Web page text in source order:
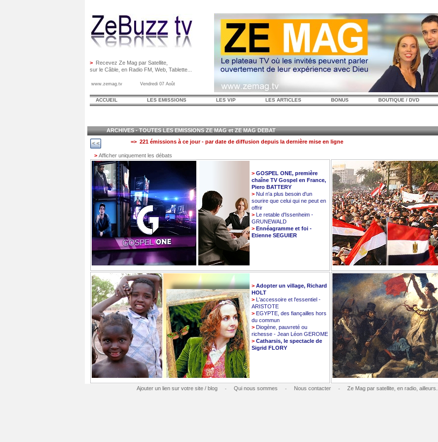
> Recevez Ze Mag par Satellite,
sur le Câble, en Radio FM, Web, Tablette...
www.zemag.tv Vendredi 07 Août
ACCUEIL LES EMISSIONS LES VIP LES ARTICLES BONUS BOUTIQUE / DVD
ARCHIVES - TOUTES LES EMISSIONS ZE MAG et ZE MAG DEBAT
=> 221 émissions à ce jour - par date de diffusion depuis la dernière mise en ligne
> Afficher uniquement les débats
> GOSPEL ONE, première
chaîne TV Gospel en France,
Piero BATTERY
> Nul n'a plus besoin d'un
sourire que celui qui ne peut en
offrir
> Le retable d'Issenheim -
GRUNEWALD
> Ennéagramme et foi -
Etienne SEGUIER
> Adopter un village, Richard
HOLT
> L'accessoire et l'essentiel -
ARISTOTE
> EGYPTE, des fiançailles hors
du commun
> Diogène, pauvreté ou
richesse - Jean Léon GEROME
> Catharsis, le spectacle de
Sigrid FLORY
Ajouter un lien sur votre site / blog - Qui nous sommes - Nous contacter - Ze Mag par satellite, en radio, ailleurs...